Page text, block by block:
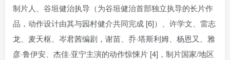
制片人、谷垣健治执导（为谷垣健治首部独立执导的长片作
品，动作设计由其与园村健介共同完成 [6]）、许学文、雷志
龙、麦天枢、岑君茜编剧，谢苗、乔·塔斯利姆、杨恩又、雅
彦·鲁伊安、杰佳·亚宁主演的动作惊悚片 [4]，制片国家/地区